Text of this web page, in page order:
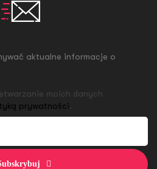
aktualne informacje o
moich danych
prywatności.